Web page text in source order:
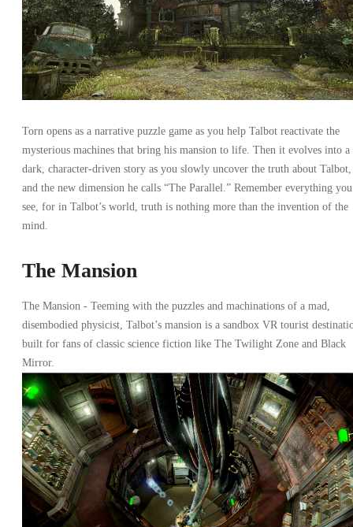
Torn opens as a narrative puzzle game as you help Talbot reactivate the
mysterious machines that bring his mansion to life. Then it evolves into a
dark, character-driven story as you slowly uncover the truth about Talbot,
and the new dimension he calls “The Parallel.” Remember everything you
see, for in Talbot’s world, truth is nothing more than the invention of the
mind.
The Mansion
The Mansion - Teeming with the puzzles and machinations of a mad,
disembodied physicist, Talbot’s mansion is a sandbox VR tourist
built for fans of classic science fiction like The Twilight Zone and Black
Mirror.